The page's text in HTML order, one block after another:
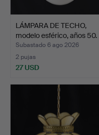
LÁMPARA DE TECHO,
modelo esférico, años 50.
Subastado 6 ago 2026
2 pujas
27 USD